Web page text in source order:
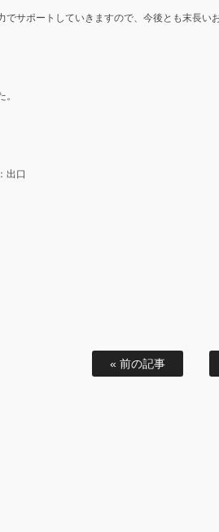
サポートしていきますので、今後とも末長い
出口
« 前の記事